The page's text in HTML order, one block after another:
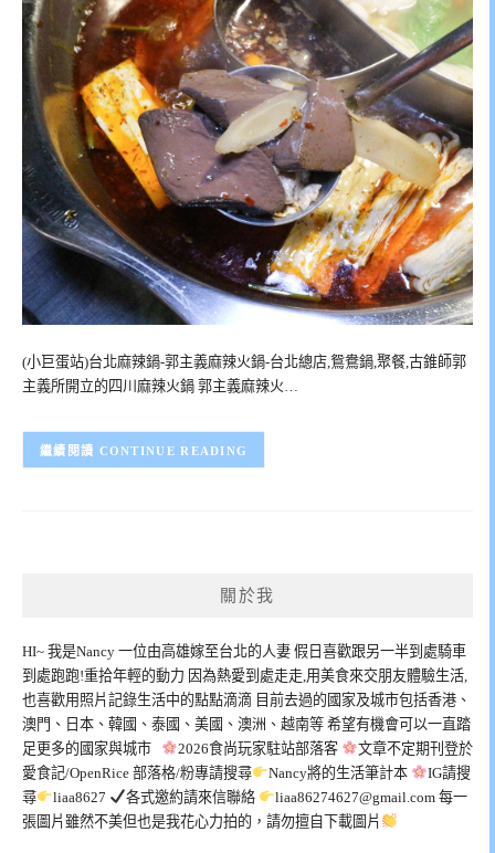
(小巨蛋站)台北麻辣鍋-郭主義麻辣火鍋-台北總店,鴛鴦鍋,聚餐,古錐師郭
主義所開立的四川麻辣火鍋 郭主義麻辣火…
CONTINUE READING
關於我
HI~ 我是Nancy 一位由高雄嫁至台北的人妻 假日喜歡跟另一半到處騎車
到處跑跑!重拾年輕的動力 因為熱愛到處走走,用美食來交朋友體驗生活,
也喜歡用照片記錄生活中的點點滴滴 目前去過的國家及城市包括香港、
澳門、日本、韓國、泰國、美國、澳洲、越南等 希望有機會可以一直踏
足更多的國家與城市
2026食尚玩家駐站部落客
文章不定期刊登於
愛食記/OpenRice 部落格/粉專請搜尋
Nancy將的生活筆計本
IG請搜
尋
liaa8627 各式邀約請來信聯絡 liaa86274627@gmail.com每一
張圖片雖然不美但也是我花心力拍的，請勿擅自下載圖片